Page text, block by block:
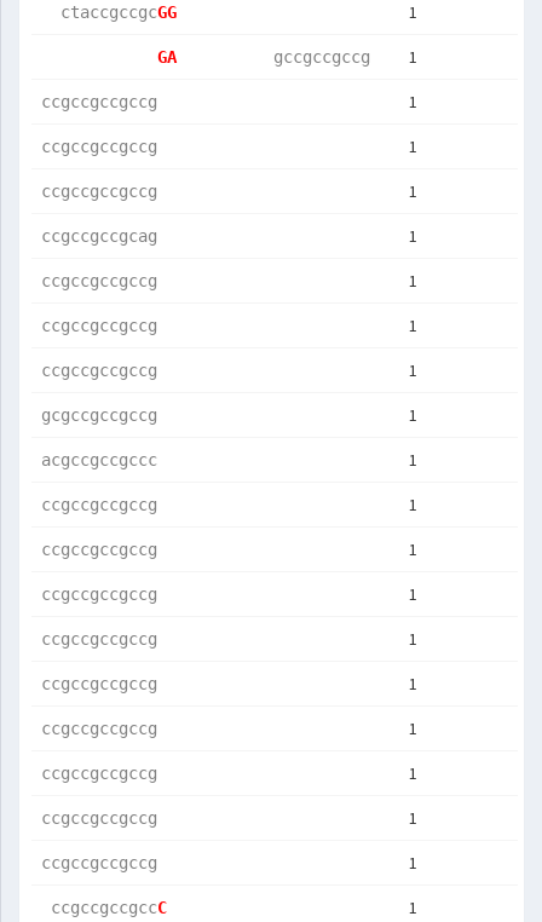
  ctaccgccgc
GG 1
GA gccgccgccg 1
ccgccgccgccg 1
ccgccgccgccg 1
ccgccgccgccg 1
ccgccgccgcag 1
ccgccgccgccg 1
ccgccgccgccg 1
ccgccgccgccg 1
gcgccgccgccg 1
acgccgccgccc 1
ccgccgccgccg 1
ccgccgccgccg 1
ccgccgccgccg 1
ccgccgccgccg 1
ccgccgccgccg 1
ccgccgccgccg 1
ccgccgccgccg 1
ccgccgccgccg 1
ccgccgccgccg 1
ccgccgccgccC 1